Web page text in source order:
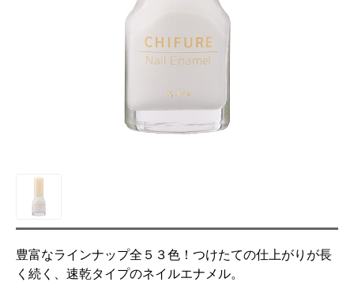
豊富なラインナップ全５３色！つけたての仕上がりが長
く続く、速乾タイプのネイルエナメル。